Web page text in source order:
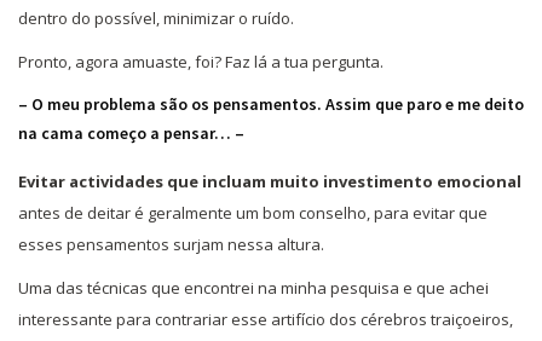
dentro do possível, minimizar o ruído.
Pronto, agora amuaste, foi? Faz lá a tua pergunta.
– O meu problema são os pensamentos. Assim que paro e me deito
na cama começo a pensar… –
Evitar actividades que incluam muito investimento emocional
antes de deitar é geralmente um bom conselho, para evitar que
esses pensamentos surjam nessa altura.
Uma das técnicas que encontrei na minha pesquisa e que achei
interessante para contrariar esse artifício dos cérebros traiçoeiros,